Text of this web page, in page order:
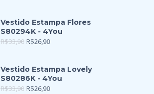
Vestido Estampa Flores
S80294K - 4You
R$33,90 R$26,90
Vestido Estampa Lovely
S80286K - 4You
R$33,90 R$26,90